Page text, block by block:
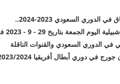
الدوري السعودي 2023-2024..
بتاريخ 29 - 9 - 2023 في الدوري الاسباني
في الدوري السعودي والقنوات الناقلة
أبطال أفريقيا 2023/2024 والقنوات الناقلة